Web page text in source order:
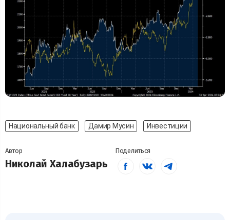
Национальный банк Дамир Мусин Инвестиции
Автор
Николай Халабузарь
Поделиться